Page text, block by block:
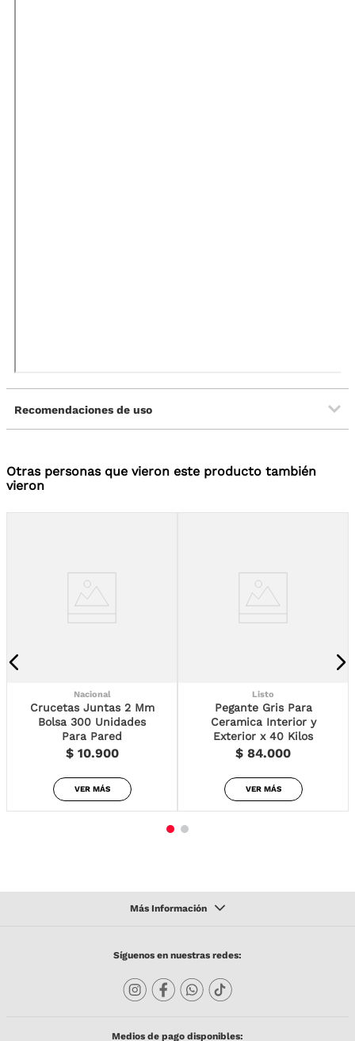
Recomendaciones de uso
Otras personas que vieron este producto también
vieron
Nacional
Crucetas Juntas 2 Mm
Bolsa 300 Unidades
Para Pared
$ 10.900
VER MÁS
Listo
Pegante Gris Para
Ceramica Interior y
Exterior x 40 Kilos
$ 84.000
VER MÁS
Síguenos en nuestras redes:
Medios de pago disponibles: